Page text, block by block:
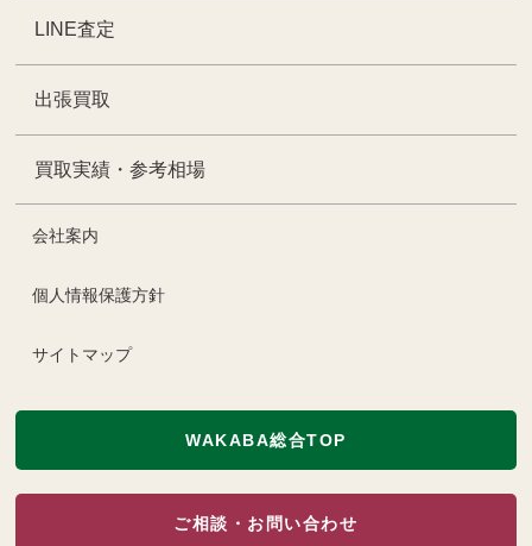
LINE査定
出張買取
買取実績・参考相場
会社案内
個人情報保護方針
サイトマップ
WAKABA総合TOP
ご相談・お問い合わせ